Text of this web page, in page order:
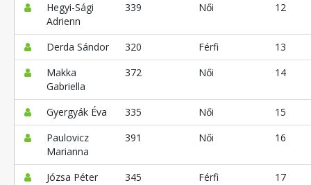
Hegyi-Sági
Adrienn
339 Női 12
Derda Sándor 320 Férfi
13
Makka
Gabriella
372 Női 14
Gyergyák Éva 335 Női
15
Paulovicz
Marianna
391 Női 16
Józsa Péter 345 Férfi
17